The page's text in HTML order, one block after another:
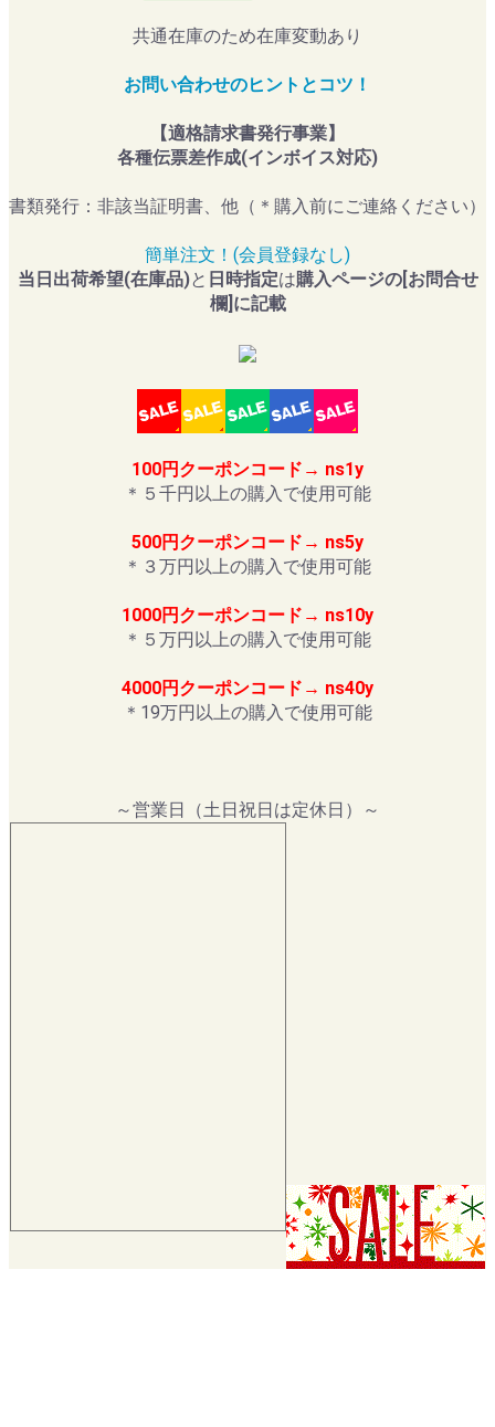
共通在庫のため在庫変動あり
お問い合わせのヒントとコツ！
【適格請求書発行事業】
各種伝票差作成(インボイス対応)
書類発行：非該当証明書、他（＊購入前にご連絡ください）
簡単注文！(会員登録なし)
当日出荷希望(在庫品)と 日時指定は購入ページの[お問合せ
欄]に記載
100円クーポンコード→ ns1y
＊５千円以上の購入で使用可能
500円クーポンコード→ ns5y
＊３万円以上の購入で使用可能
1000円クーポンコード→ ns10y
＊５万円以上の購入で使用可能
4000円クーポンコード→ ns40y
＊19万円以上の購入で使用可能
～営業日（土日祝日は定休日）～